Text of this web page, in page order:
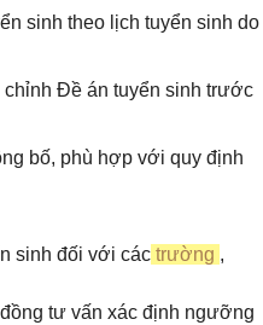
sinh theo lịch tuyển sinh do
chỉnh Đề án tuyển sinh trước
bố, phù hợp với quy định
sinh đối với các trường ,
tư vấn xác định ngưỡng